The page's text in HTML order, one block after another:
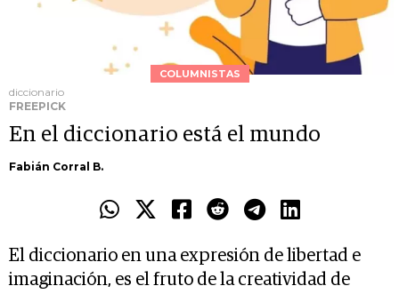
COLUMNISTAS
diccionario
FREEPICK
En el diccionario está el mundo
Fabián Corral B.
El diccionario en una expresión de libertad e
imaginación, es el fruto de la creatividad de